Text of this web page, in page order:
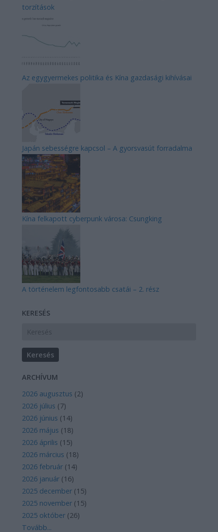
torzítások
Az egygyermekes politika és Kína gazdasági kihívásai
Japán sebességre kapcsol – A gyorsvasút forradalma
Kína felkapott cyberpunk városa: Csungking
A történelem legfontosabb csatái – 2. rész
KERESÉS
ARCHÍVUM
2026 augusztus (2)
2026 július (7)
2026 június (14)
2026 május (18)
2026 április (15)
2026 március (18)
2026 február (14)
2026 január (16)
2025 december (15)
2025 november (15)
2025 október (26)
Tovább...